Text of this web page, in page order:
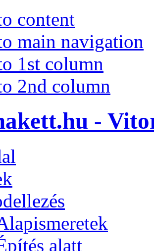
content
main navigation
1st column
2nd column
-
alatt